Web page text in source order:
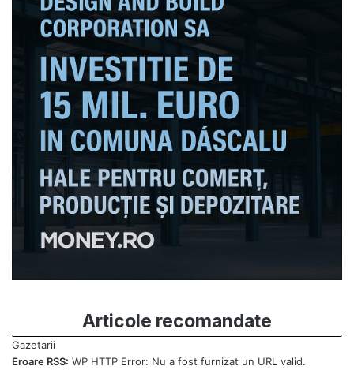
Articole recomandate
Eroare RSS: WP HTTP Error: Nu a fost furnizat un URL valid.